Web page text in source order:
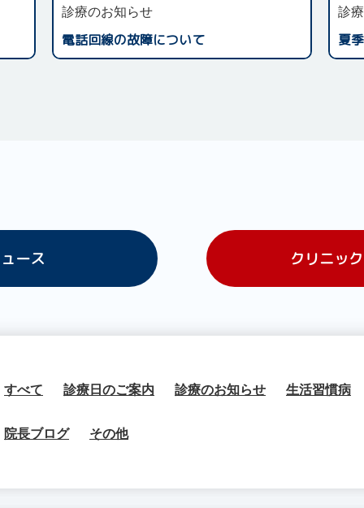
診療のお知らせ
電話回線の故障について
診
夏
ース クリニッ
すべて 診療日のご案内 診療のお知らせ 生活習慣病
院長ブログ その他